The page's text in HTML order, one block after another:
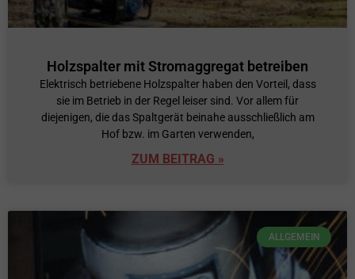
Holzspalter mit Stromaggregat betreiben
Elektrisch betriebene Holzspalter haben den Vorteil, dass
sie im Betrieb in der Regel leiser sind. Vor allem für
diejenigen, die das Spaltgerät beinahe ausschließlich am
Hof bzw. im Garten verwenden,
ZUM BEITRAG »
ALLGEMEIN